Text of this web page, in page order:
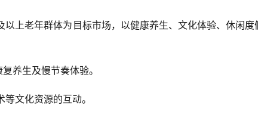
上老年群体为目标市场，以健康养生、文化体验、休闲度
养生及慢节奏体验。
等文化资源的互动。